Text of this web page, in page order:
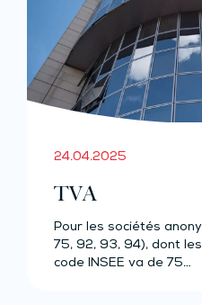
24.04.2025
TVA
Pour les sociétés
75, 92, 93, 94), dont
code INSEE va de 75…